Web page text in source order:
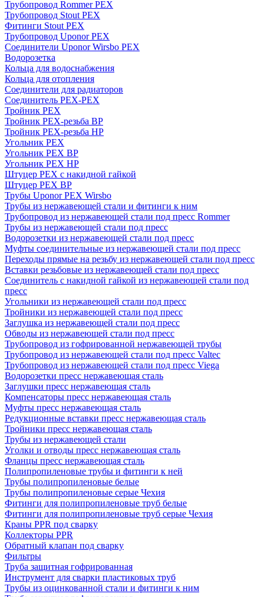
Трубопровод Rommer PEX
Трубопровод Stout PEX
Фитинги Stout PEX
Трубопровод Uponor PEX
Соединители Uponor Wirsbo PEX
Водорозетка
Кольца для водоснабжения
Кольца для отопления
Соединители для радиаторов
Соединитель PEX-PEX
Тройник PEX
Тройник PEX-резьба ВР
Тройник PEX-резьба НР
Угольник PEX
Угольник PEX ВР
Угольник PEX НР
Штуцер PEX c накидной гайкой
Штуцер PEX ВР
Трубы Uponor PEX Wirsbo
Трубы из нержавеющей стали и фитинги к ним
Трубопровод из нержавеющей стали под пресс Rommer
Трубы из нержавеющей стали под пресс
Водорозетки из нержавеющей стали под пресс
Муфты соединительные из нержавеющей стали под пресс
Переходы прямые на резьбу из нержавеющей стали под пресс
Вставки резьбовые из нержавеющей стали под пресс
Соединитель с накидной гайкой из нержавеющей стали под
пресс
Угольники из нержавеющей стали под пресс
Тройники из нержавеющей стали под пресс
Заглушка из нержавеющей стали под пресс
Обводы из нержавеющей стали под пресс
Трубопровод из гофрированной нержавеющей трубы
Трубопровод из нержавеющей стали под пресс Valtec
Трубопровод из нержавеющей стали под пресс Viega
Водорозетки пресс нержавеющая сталь
Заглушки пресс нержавеющая сталь
Компенсаторы пресс нержавеющая сталь
Муфты пресс нержавеющая сталь
Редукционные вставки пресс нержавеющая сталь
Тройники пресс нержавеющая сталь
Трубы из нержавеющей стали
Уголки и отводы пресс нержавеющая сталь
Фланцы пресс нержавеющая сталь
Полипропиленовые трубы и фитинги к ней
Трубы полипропиленовые белые
Трубы полипропиленовые серые Чехия
Фитинги для полипропиленовые труб белые
Фитинги для полипропиленовые труб серые Чехия
Краны PPR под сварку
Коллекторы PPR
Обратный клапан под сварку
Фильтры
Труба защитная гофрированная
Инструмент для сварки пластиковых труб
Трубы из оцинкованной стали и фитинги к ним